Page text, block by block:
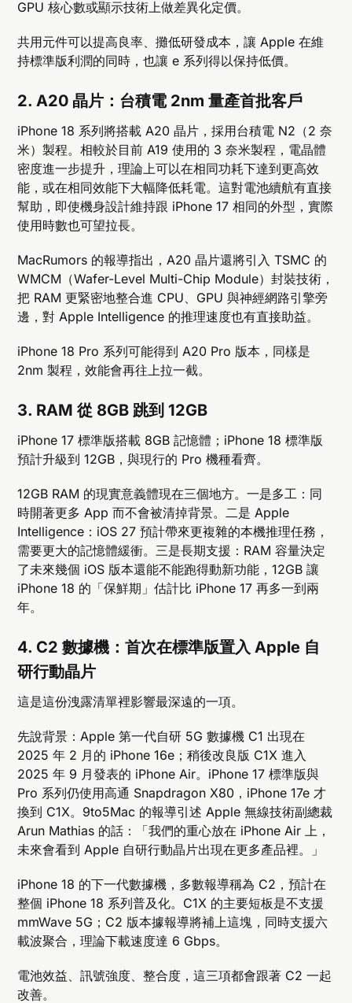
GPU 核心數或顯示技術上做差異化定價。
共用元件可以提高良率、攤低研發成本，讓 Apple 在維
持標準版利潤的同時，也讓 e 系列得以保持低價。
2. A20 晶片：台積電 2nm 量產首批客戶
iPhone 18 系列將搭載 A20 晶片，採用台積電 N2（2 奈
米）製程。相較於目前 A19 使用的 3 奈米製程，電晶體
密度進一步提升，理論上可以在相同功耗下達到更高效
能，或在相同效能下大幅降低耗電。這對電池續航有直接
幫助，即使機身設計維持跟 iPhone 17 相同的外型，實際
使用時數也可望拉長。
MacRumors 的報導指出，A20 晶片還將引入 TSMC 的
WMCM（Wafer-Level Multi-Chip Module）封裝技術，
把 RAM 更緊密地整合進 CPU、GPU 與神經網路引擎旁
邊，對 Apple Intelligence 的推理速度也有直接助益。
iPhone 18 Pro 系列可能得到 A20 Pro 版本，同樣是
2nm 製程，效能會再往上拉一截。
3. RAM 從 8GB 跳到 12GB
iPhone 17 標準版搭載 8GB 記憶體；iPhone 18 標準版
預計升級到 12GB，與現行的 Pro 機種看齊。
12GB RAM 的現實意義體現在三個地方。一是多工：同
時開著更多 App 而不會被清掉背景。二是 Apple
Intelligence：iOS 27 預計帶來更複雜的本機推理任務，
需要更大的記憶體緩衝。三是長期支援：RAM 容量決定
了未來幾個 iOS 版本還能不能跑得動新功能，12GB 讓
iPhone 18 的「保鮮期」估計比 iPhone 17 再多一到兩
年。
4. C2 數據機：首次在標準版置入 Apple 自
研行動晶片
這是這份洩露清單裡影響最深遠的一項。
先說背景：Apple 第一代自研 5G 數據機 C1 出現在
2025 年 2 月的 iPhone 16e；稍後改良版 C1X 進入
2025 年 9 月發表的 iPhone Air。iPhone 17 標準版與
Pro 系列仍使用高通 Snapdragon X80，iPhone 17e 才
換到 C1X。9to5Mac 的報導引述 Apple 無線技術副總裁
Arun Mathias 的話：「我們的重心放在 iPhone Air 上，
未來會看到 Apple 自研行動晶片出現在更多產品裡。」
iPhone 18 的下一代數據機，多數報導稱為 C2，預計在
整個 iPhone 18 系列普及化。C1X 的主要短板是不支援
mmWave 5G；C2 版本據報導將補上這塊，同時支援六
載波聚合，理論下載速度達 6 Gbps。
電池效益、訊號強度、整合度，這三項都會跟著 C2 一起
改善。